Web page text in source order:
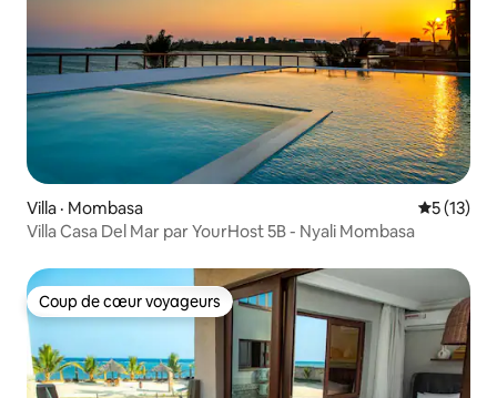
Villa · Mombasa Note
5 (13)
Villa Casa Del Mar par YourHost 5B - Nyali Mombasa
Coup de cœur voyageurs
Coup de cœur voyageurs